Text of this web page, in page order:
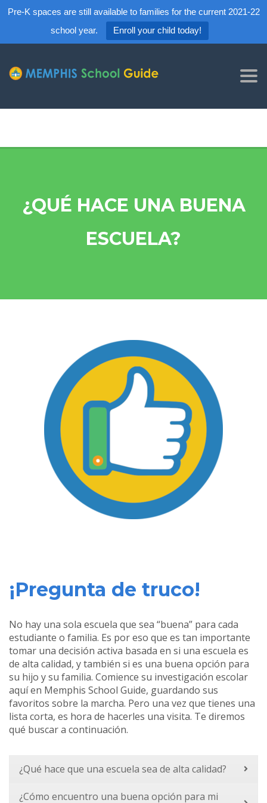
Pre-K spaces are still available to families for the current 2021-22
school year.
Enroll your child today!
¿QUÉ HACE UNA BUENA
ESCUELA?
¡Pregunta de truco!
No hay una sola escuela que sea “buena” para cada
estudiante o familia. Es por eso que es tan importante
tomar una decisión activa basada en si una escuela es
de alta calidad, y también si es una buena opción para
su hijo y su familia. Comience su investigación escolar
aquí en Memphis School Guide, guardando sus
favoritos sobre la marcha. Pero una vez que tienes una
lista corta, es hora de hacerles una visita. Te diremos
qué buscar a continuación.
¿Qué hace que una escuela sea de alta calidad?
¿Cómo encuentro una buena opción para mi